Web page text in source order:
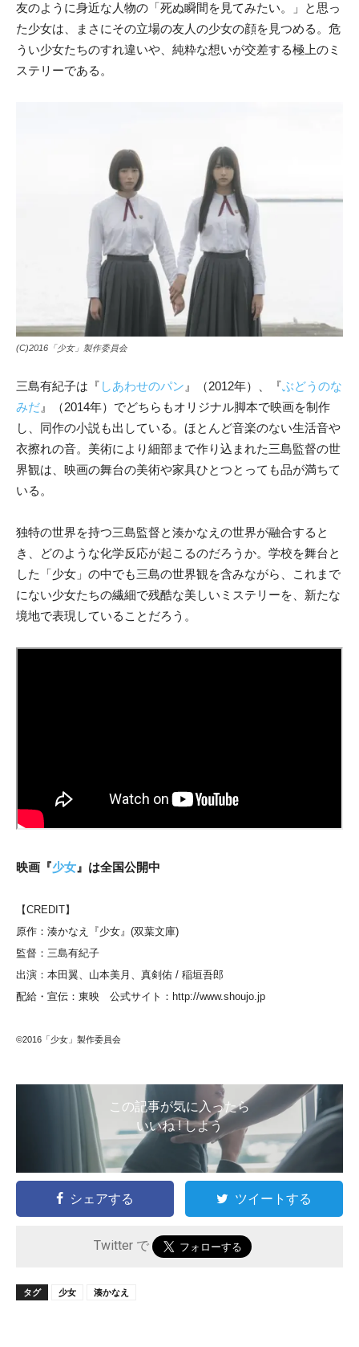
友のように身近な人物の「死ぬ瞬間を見てみたい。」と思っ
た少女は、まさにその立場の友人の少女の顔を見つめる。危
うい少女たちのすれ違いや、純粋な想いが交差する極上のミ
ステリーである。
(C)2016「少女」製作委員会
三島有紀子は『 しあわせのパン 』（2012年）、『ぶどうのな
みだ 』（2014年）でどちらもオリジナル脚本で映画を制作
し、同作の小説も出している。ほとんど音楽のない生活音や
衣擦れの音。美術により細部まで作り込まれた三島監督の世
界観は、映画の舞台の美術や家具ひとつとっても品が満ちて
いる。
独特の世界を持つ三島監督と湊かなえの世界が融合すると
き、どのような化学反応が起こるのだろうか。学校を舞台と
した「少女」の中でも三島の世界観を含みながら、これまで
にない少女たちの繊細で残酷な美しいミステリーを、新たな
境地で表現していることだろう。
映画『少女 』は全国公開中
【CREDIT】
原作：湊かなえ『少女』(双葉文庫)
監督：三島有紀子
出演：本田翼、山本美月、真剣佑 / 稲垣吾郎
配給・宣伝：東映 公式サイト：http://www.shoujo.jp
©2016「少女」製作委員会
この記事が気に入ったら
いいね ! しよう
シェアする ツイートする
Twitter で
タグ 少女 湊かなえ